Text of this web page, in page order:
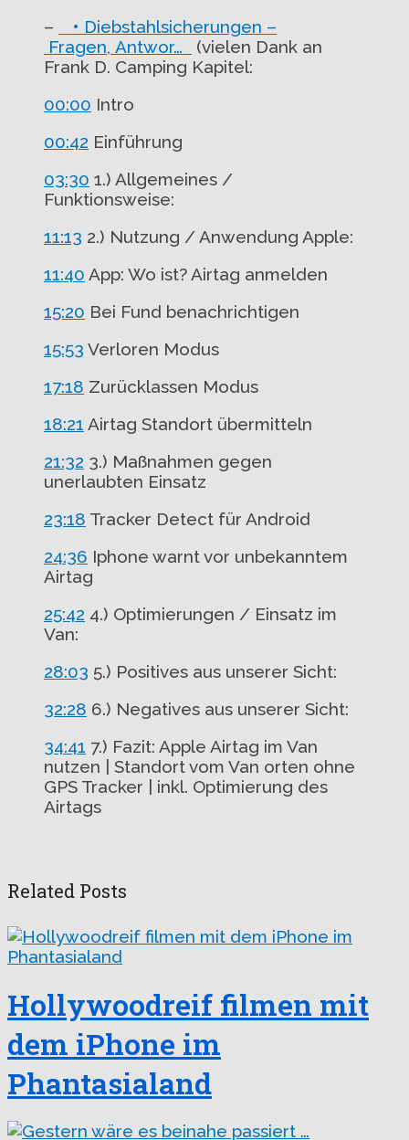
–
• Diebstahlsicherungen –
Fragen, Antwor…
(vielen Dank an
Frank D. Camping Kapitel:
00:00 Intro
00:42 Einführung
03:30 1.) Allgemeines /
Funktionsweise:
11:13 2.) Nutzung / Anwendung Apple:
11:40 App: Wo ist? Airtag anmelden
15:20 Bei Fund benachrichtigen
15:53 Verloren Modus
17:18 Zurücklassen Modus
18:21 Airtag Standort übermitteln
21:32 3.) Maßnahmen gegen
unerlaubten Einsatz
23:18 Tracker Detect für Android
24:36 Iphone warnt vor unbekanntem
Airtag
25:42 4.) Optimierungen / Einsatz im
Van:
28:03 5.) Positives aus unserer Sicht:
32:28 6.) Negatives aus unserer Sicht:
34:41 7.) Fazit: Apple Airtag im Van
nutzen | Standort vom Van orten ohne
GPS Tracker | inkl. Optimierung des
Airtags
Related Posts
Hollywoodreif filmen mit
dem iPhone im
Phantasialand